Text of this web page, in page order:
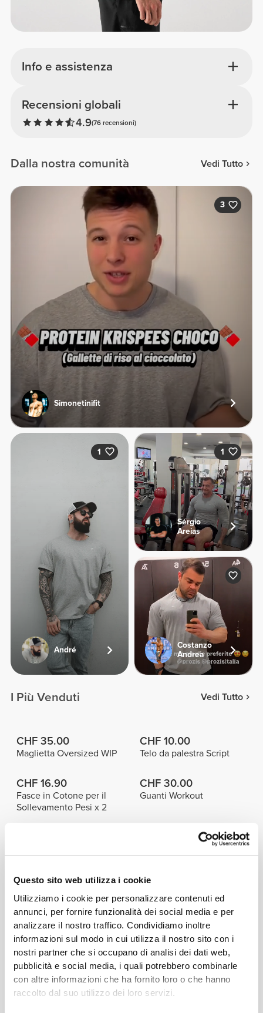
Questo sito web utilizza i cookie
Utilizziamo i cookie per personalizzare contenuti ed
annunci, per fornire funzionalità dei social media e per
analizzare il nostro traffico. Condividiamo inoltre
informazioni sul modo in cui utilizza il nostro sito con i
nostri partner che si occupano di analisi dei dati web,
pubblicità e social media, i quali potrebbero combinarle
con altre informazioni che ha fornito loro o che hanno
raccolto dal suo utilizzo dei loro servizi.
Info e assistenza
Recensioni globali
4.9(76 recensioni)
Dalla nostra comunità Vedi Tutto
3
Simonetinifit
1
André
1
Sérgio
Areias
Costanzo
Andrea
I Più Venduti Vedi Tutto
CHF 35.00
Maglietta Oversized WIP
CHF 10.00
Telo da palestra Script
CHF 16.90
Fasce in Cotone per il
Sollevamento Pesi x 2
CHF 30.00
Guanti Workout
COTONEPREGIATO
Pregiato cotone estremamente soffice e leggero,
che offre una sensazione incredibile e ti aiuta a
restare al fresco.